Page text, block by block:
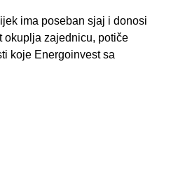
ima poseban sjaj i donosi
okuplja zajednicu, potiče
koje Energoinvest sa